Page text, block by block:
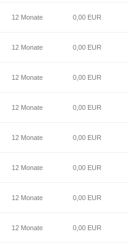
12 Monate 0,00 EUR
12 Monate 0,00 EUR
12 Monate 0,00 EUR
12 Monate 0,00 EUR
12 Monate 0,00 EUR
12 Monate 0,00 EUR
12 Monate 0,00 EUR
12 Monate 0,00 EUR